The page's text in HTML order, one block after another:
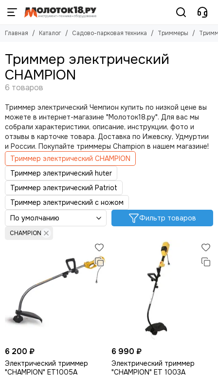
Садово-парковая техника
Культиваторы
Триммеры
Триммеры
Триммеры электрические
Триммеры аккумуляторные
Пилы цепные
Мотобуры
Снегоуборщики
Минитрактора
Мойки высокого давления
Дровоколы
Садовые измельчители
Подметальные машины
Воздуходувки (пылесосы)
Садовые ножницы
Аэраторы
Опрыскиватели
Аккумуляторная садовая техника
Кормоизмельчители
Главная Каталог Садово-парковая техника Триммеры
Триммер электрический
CHAMPION
Триммер электрический Чемпион купить по низкой цене вы
можете в интернет-магазине "Молоток18.ру". Для вас мы
собрали характеристики, описание, инструкции, фото и
отзывы в карточке товара. Доставка по Ижевску, Удмуртии
и России. Покупайте триммеры Champion в нашем магазине!
Триммер электрический CHAMPION
Триммер электрический huter
Триммер электрический Patriot
Триммер электрический с ножом
Фильтр товаров
CHAMPION
6 200 ₽
Электрический триммер
"CHAMPION" ET1005A
6 990 ₽
Электрический триммер
"CHAMPION" ET 1003A